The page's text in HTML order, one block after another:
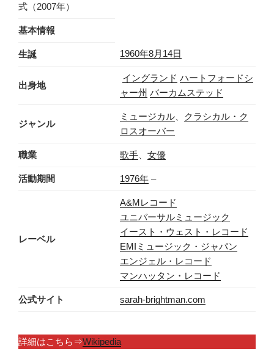
式（2007年）
基本情報
生誕 1960年8月14日
出身地
イングランド ハートフォードシ
ャー州 バーカムステッド
ジャンル
ミュージカル、
クラシカル・ク
ロスオーバー
職業 歌手、 女優
活動期間 1976年–
レーベル
A&Mレコード
ユニバーサルミュージック
イースト・ウェスト・レコード
EMIミュージック・ジャパン
エンジェル・レコード
マンハッタン・レコード
公式サイト sarah-brightman.com
詳細はこちら⇒Wikipedia